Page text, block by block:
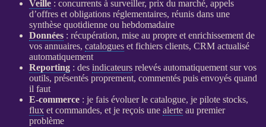
Veille: concurrents à surveiller, prix du marché, appels
d’offres et obligations réglementaires, réunis dans une
synthèse quotidienne ou hebdomadaire
Données: récupération, mise au propre et enrichissement de
vos annuaires, catalogueset fichiers clients, CRMactualisé
automatiquement
Reporting: des indicateursrelevés automatiquement sur vos
outils, présentés proprement, commentés puis envoyés quand
il faut
E-commerce: je fais évoluer le catalogue, je pilote stocks,
fluxet commandes, et je reçois une alerteau premier
problème